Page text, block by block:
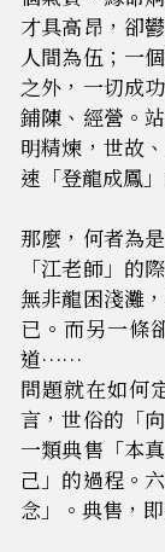
才具高昂，卻
人間為伍；一
之外，一切成
鋪陳、經營。
明精煉，世故
速「登龍成鳳
那麼，何者為
「江老師」的
無非龍困淺灘
已。而另一條
道……
問題就在如何
言，世俗的「
一類典售「本
己」的過程。
念」。典售，